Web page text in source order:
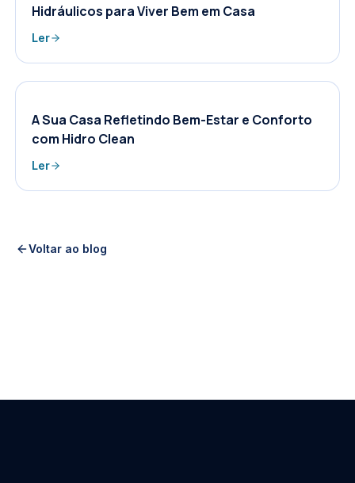
Hidráulicos para Viver Bem em Casa
Ler
A Sua Casa Refletindo Bem-Estar e Conforto
com Hidro Clean
Ler
Voltar ao blog